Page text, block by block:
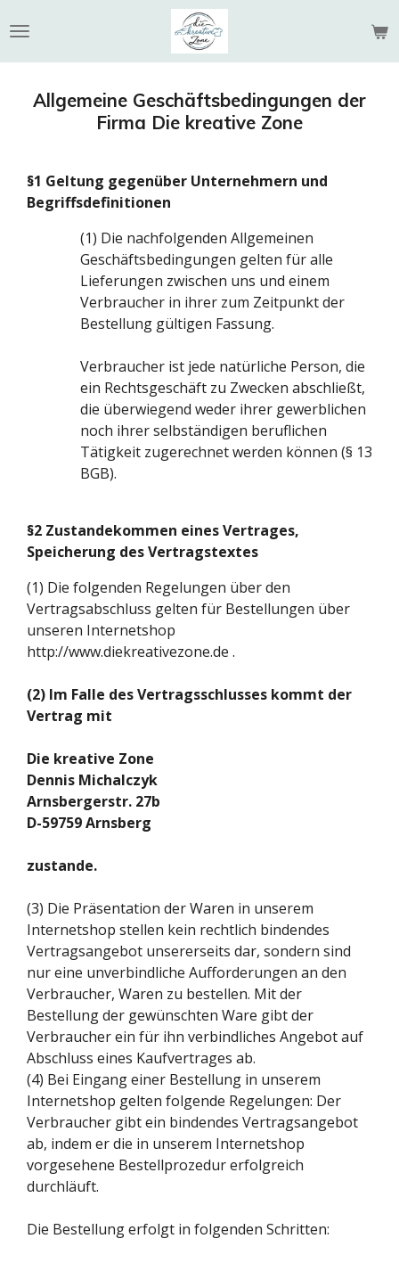
Hauptinhalt
springen
Allgemeine Geschäftsbedingungen der
Firma Die kreative Zone
§1 Geltung gegenüber Unternehmern und
Begriffsdefinitionen
(1) Die nachfolgenden Allgemeinen
Geschäftsbedingungen gelten für alle
Lieferungen zwischen uns und einem
Verbraucher in ihrer zum Zeitpunkt der
Bestellung gültigen Fassung.
Verbraucher ist jede natürliche Person, die
ein Rechtsgeschäft zu Zwecken abschließt,
die überwiegend weder ihrer gewerblichen
noch ihrer selbständigen beruflichen
Tätigkeit zugerechnet werden können (§ 13
BGB).
§2 Zustandekommen eines Vertrages,
Speicherung des Vertragstextes
(1) Die folgenden Regelungen über den
Vertragsabschluss gelten für Bestellungen über
unseren Internetshop
http://www.diekreativezone.de .
(2) Im Falle des Vertragsschlusses kommt der
Vertrag mit
Die kreative Zone
Dennis Michalczyk
Arnsbergerstr. 27b
D-59759 Arnsberg
zustande.
(3) Die Präsentation der Waren in unserem
Internetshop stellen kein rechtlich bindendes
Vertragsangebot unsererseits dar, sondern sind
nur eine unverbindliche Aufforderungen an den
Verbraucher, Waren zu bestellen. Mit der
Bestellung der gewünschten Ware gibt der
Verbraucher ein für ihn verbindliches Angebot auf
Abschluss eines Kaufvertrages ab.
(4) Bei Eingang einer Bestellung in unserem
Internetshop gelten folgende Regelungen: Der
Verbraucher gibt ein bindendes Vertragsangebot
ab, indem er die in unserem Internetshop
vorgesehene Bestellprozedur erfolgreich
durchläuft.
Die Bestellung erfolgt in folgenden Schritten: